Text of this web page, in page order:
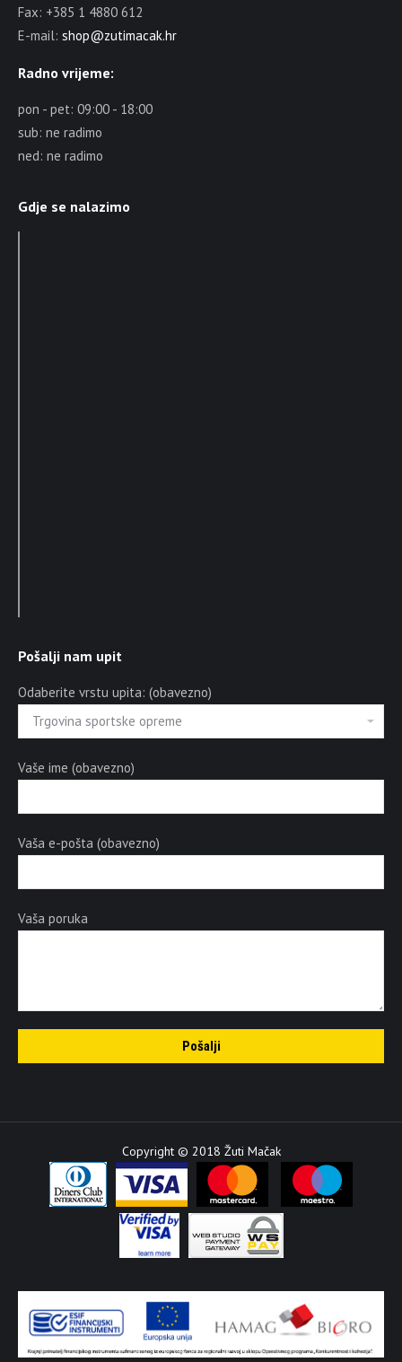
Fax: +385 1 4880 612
E-mail: shop@zutimacak.hr
Radno vrijeme:
pon - pet: 09:00 - 18:00
sub: ne radimo
ned: ne radimo
Gdje se nalazimo
Pošalji nam upit
Odaberite vrstu upita: (obavezno)
Vaše ime (obavezno)
Vaša e-pošta (obavezno)
Vaša poruka
Copyright © 2018 Žuti Mačak